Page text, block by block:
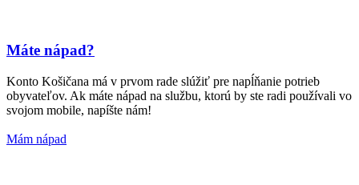
Máte nápad?
Konto Košičana má v prvom rade slúžiť pre napĺňanie potrieb
obyvateľov. Ak máte nápad na službu, ktorú by ste radi používali vo
svojom mobile, napíšte nám!
Mám nápad